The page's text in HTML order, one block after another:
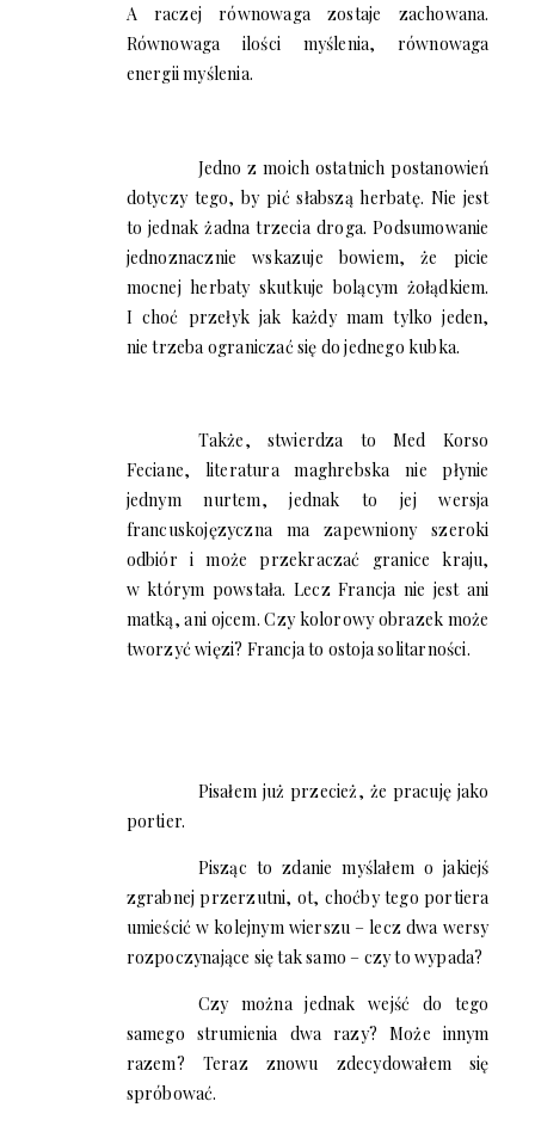
A raczej równowaga zostaje zachowana.
Równowaga ilości myślenia, równowaga
energii myślenia.
Jedno z moich ostatnich postanowień
dotyczy tego, by pić słabszą herbatę. Nie jest
to jednak żadna trzecia droga. Podsumowanie
jednoznacznie wskazuje bowiem, że picie
mocnej herbaty skutkuje bolącym żołądkiem.
I choć przełyk jak każdy mam tylko jeden,
nie trzeba ograniczać się do jednego kubka.
Także, stwierdza to Med Korso
Feciane, literatura maghrebska nie płynie
jednym nurtem, jednak to jej wersja
francuskojęzyczna ma zapewniony szeroki
odbiór i może przekraczać granice kraju,
w którym powstała. Lecz Francja nie jest ani
matką, ani ojcem. Czy kolorowy obrazek może
tworzyć więzi? Francja to ostoja solitarności.
Pisałem już przecież, że pracuję jako
portier.
Pisząc to zdanie myślałem o jakiejś
zgrabnej przerzutni, ot, choćby tego portiera
umieścić w kolejnym wierszu – lecz dwa wersy
rozpoczynające się tak samo – czy to wypada?
Czy można jednak wejść do tego
samego strumienia dwa razy? Może innym
razem? Teraz znowu zdecydowałem się
spróbować.